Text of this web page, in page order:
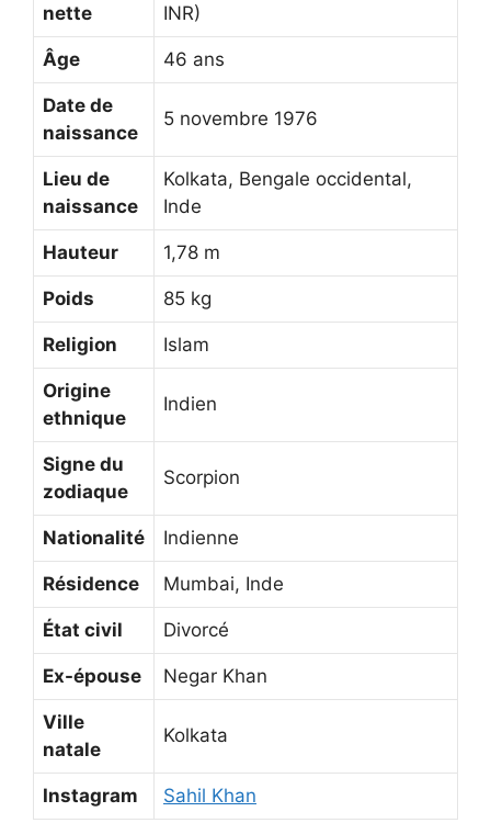
nette INR)
Âge 46 ans
Date de
naissance
5 novembre 1976
Lieu de
naissance
Kolkata, Bengale occidental,
Inde
Hauteur 1,78 m
Poids 85 kg
Religion Islam
Origine
ethnique
Indien
Signe du
zodiaque
Scorpion
Nationalité Indienne
Résidence Mumbai, Inde
État civil Divorcé
Ex-épouse Negar Khan
Ville
natale
Kolkata
Instagram Sahil Khan